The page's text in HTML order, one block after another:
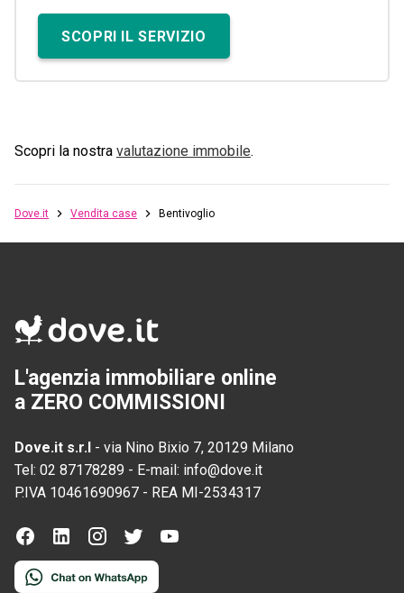
SCOPRI IL SERVIZIO
Scopri la nostra valutazione immobile.
Dove.it Vendita case Bentivoglio
L'agenzia immobiliare online
a ZERO COMMISSIONI
Dove.it s.r.l - via Nino Bixio 7, 20129 Milano
Tel: 02 87178289 - E-mail: info@dove.it
P.IVA 10461690967 - REA MI-2534317